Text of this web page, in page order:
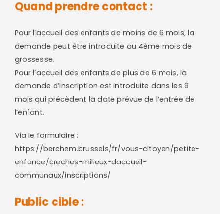
Quand prendre contact :
Pour l’accueil des enfants de moins de 6 mois, la
demande peut être introduite au 4ème mois de
grossesse.
Pour l’accueil des enfants de plus de 6 mois, la
demande d’inscription est introduite dans les 9
mois qui précèdent la date prévue de l’entrée de
l’enfant.
Via le formulaire :
https://berchem.brussels/fr/vous-citoyen/petite-
enfance/creches-milieux-daccueil-
communaux/inscriptions/
Public cible :